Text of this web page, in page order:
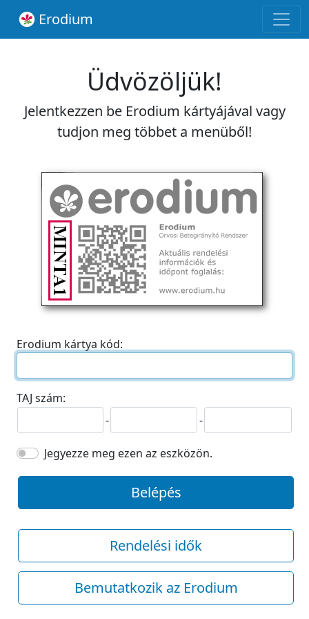
Erodium
Üdvözöljük!
Jelentkezzen be Erodium kártyájával vagy
tudjon meg többet a menüből!
Erodium kártya kód:
TAJ szám:
-
-
Jegyezze meg ezen az eszközön.
Belépés
Rendelési idők
Bemutatkozik az Erodium